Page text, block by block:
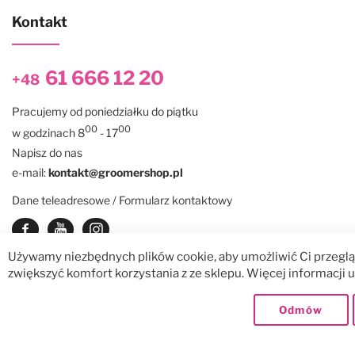
Kontakt
+48 61 666 12 20
Pracujemy od poniedziałku do piątku
w godzinach 800 - 1700
Napisz do nas
e-mail:kontakt@groomershop.pl
Dane teleadresowe / Formularz kontaktowy
Zobacz nasz Facebook
Zobacz nasz kanał Youtube
See our instagram
Używamy niezbędnych plików cookie, aby umożliwić Ci
zwiększyć komfort korzystania z ze sklepu. Więcej informacji
Odmów